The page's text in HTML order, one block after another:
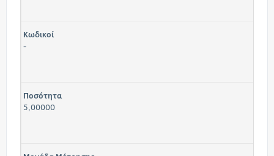
Κωδικοί
-
Ποσότητα
5,00000